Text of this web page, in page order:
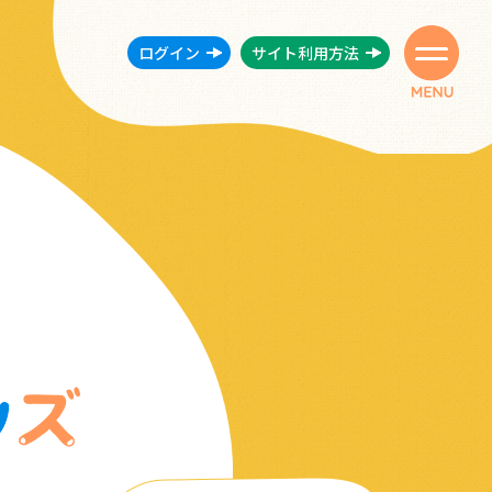
ログイン サイト利用方法